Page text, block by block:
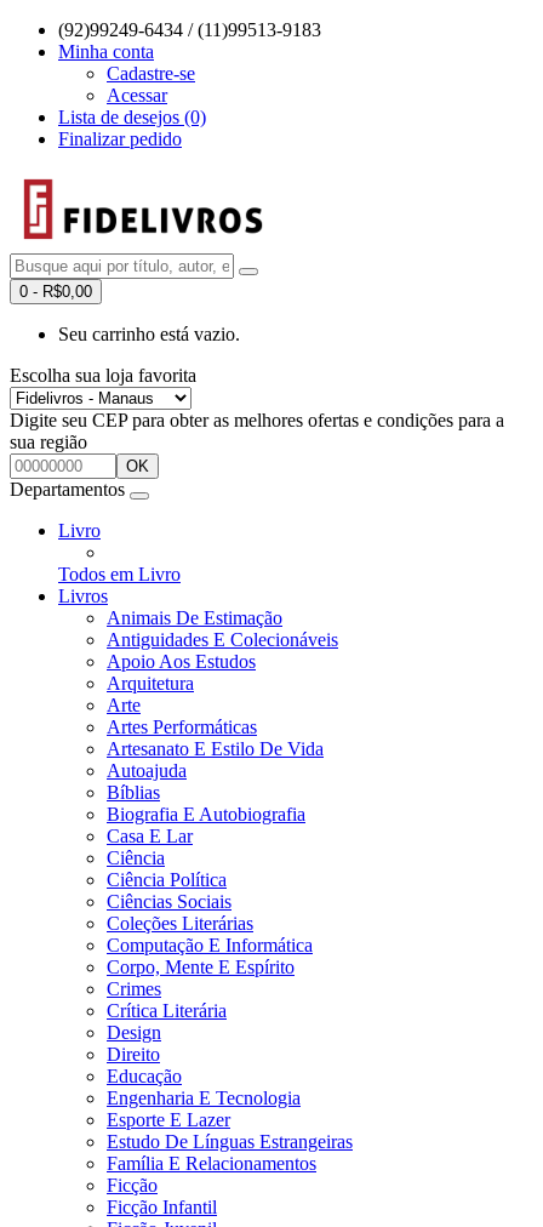
(92)99249-6434 / (11)99513-9183
Minha conta
Cadastre-se
Acessar
Lista de desejos (0)
Finalizar pedido
0 - R$0,00
Seu carrinho está vazio.
Escolha sua loja favorita
Digite seu CEP para obter as melhores ofertas e condições para a
sua região
OK
Departamentos
Livro
Todos em Livro
Livros
Animais De Estimação
Antiguidades E Colecionáveis
Apoio Aos Estudos
Arquitetura
Arte
Artes Performáticas
Artesanato E Estilo De Vida
Autoajuda
Bíblias
Biografia E Autobiografia
Casa E Lar
Ciência
Ciência Política
Ciências Sociais
Coleções Literárias
Computação E Informática
Corpo, Mente E Espírito
Crimes
Crítica Literária
Design
Direito
Educação
Engenharia E Tecnologia
Esporte E Lazer
Estudo De Línguas Estrangeiras
Família E Relacionamentos
Ficção
Ficção Infantil